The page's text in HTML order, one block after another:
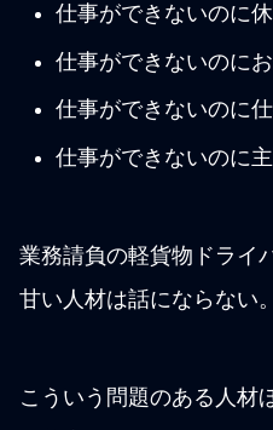
仕事ができないのに休
仕事ができないのにお
仕事ができないのに仕
仕事ができないのに主
業務請負の軽貨物ドライ
甘い人材は話にならない
こういう問題のある人材